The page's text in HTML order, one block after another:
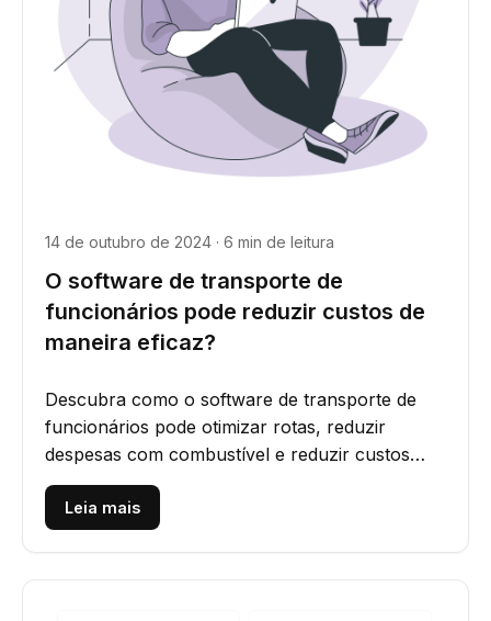
14 de outubro de 2024 · 6 min de leitura
O software de transporte de
funcionários pode reduzir custos de
maneira eficaz?
Descubra como o software de transporte de
funcionários pode otimizar rotas, reduzir
despesas com combustível e reduzir custos
gerais, ajudando sua empresa a...
Leia mais